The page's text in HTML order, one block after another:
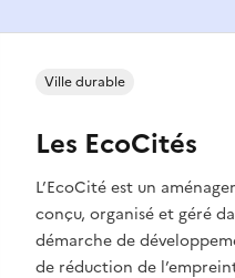
Les EcoCités
L’EcoCité est un
conçu, organisé et géré
démarche de
de réduction de
Ville durable